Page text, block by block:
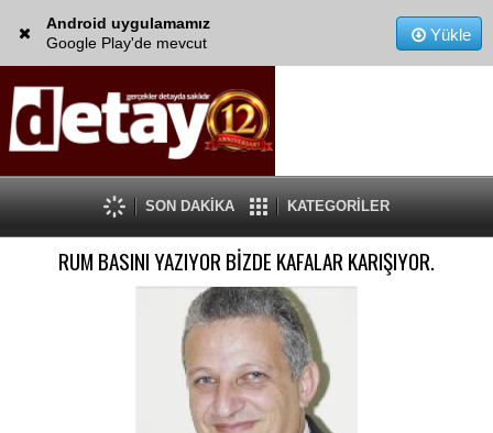
Android uygulamamız
Google Play'de mevcut
Yükle
SON DAKİKA KATEGORİLER
RUM BASINI YAZIYOR BİZDE KAFALAR KARIŞIYOR.